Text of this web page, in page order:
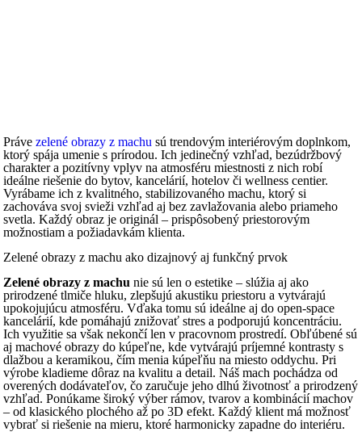
Právezelené obrazy z machu sú trendovým interiérovým doplnkom,
ktorý spája umenie s prírodou. Ich jedinečný vzhľad, bezúdržbový
charakter a pozitívny vplyv na atmosféru miestnosti z nich robí
ideálne riešenie do bytov, kancelárií, hotelov či wellness centier.
Vyrábame ich z kvalitného, stabilizovaného machu, ktorý si
zachováva svoj svieži vzhľad aj bez zavlažovania alebo priameho
svetla. Každý obraz je originál – prispôsobený priestorovým
možnostiam a požiadavkám klienta.
Zelené obrazy z machu ako dizajnový aj funkčný prvok
Zelené obrazy z machu nie sú len o estetike – slúžia aj ako
prirodzené tlmiče hluku, zlepšujú akustiku priestoru a vytvárajú
upokojujúcu atmosféru. Vďaka tomu sú ideálne aj do open-space
kancelárií, kde pomáhajú znižovať stres a podporujú koncentráciu.
Ich využitie sa však nekončí len v pracovnom prostredí. Obľúbené sú
aj machové obrazy do kúpeľne, kde vytvárajú príjemné kontrasty s
dlažbou a keramikou, čím menia kúpeľňu na miesto oddychu. Pri
výrobe kladieme dôraz na kvalitu a detail. Náš mach pochádza od
overených dodávateľov, čo zaručuje jeho dlhú životnosť a prirodzený
vzhľad. Ponúkame široký výber rámov, tvarov a kombinácií machov
– od klasického plochého až po 3D efekt. Každý klient má možnosť
vybrať si riešenie na mieru, ktoré harmonicky zapadne do interiéru.